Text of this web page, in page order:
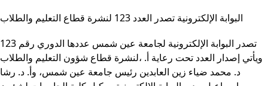
هيئة التدريس
الدراسات العليا
الخريجين
البوابة الإلكترونية تصدر العدد 123 لنشرة قطاع التعليم والطلاب
تصدر البوابة الإلكترونية لجامعة عين شمس عددها الدوري رقم 123
لنشرة قطاع شؤون التعليم ‏والطلاب‎، ويأتي إصدار العدد تحت رعاية أ.
د. محمد ضياء زين العابدين رئيس جامعة عين شمس، وأ. د. ‏رشا